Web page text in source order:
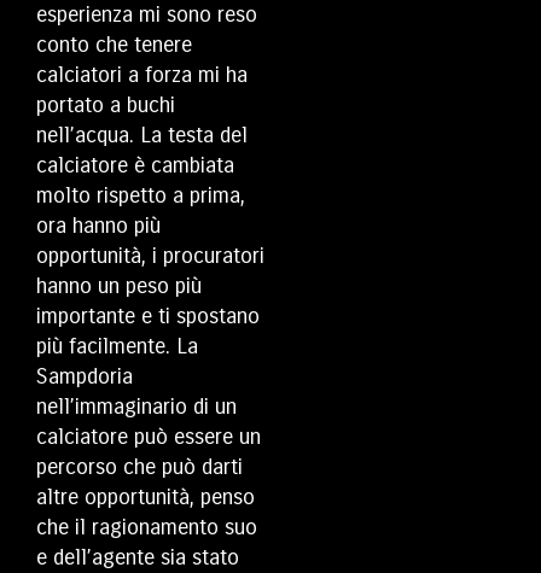
esperienza mi sono reso
conto che tenere
calciatori a forza mi ha
portato a buchi
nell’acqua. La testa del
calciatore è cambiata
molto rispetto a prima,
ora hanno più
opportunità, i procuratori
hanno un peso più
importante e ti spostano
più facilmente. La
Sampdoria
nell’immaginario di un
calciatore può essere un
percorso che può darti
altre opportunità, penso
che il ragionamento suo
e dell’agente sia stato